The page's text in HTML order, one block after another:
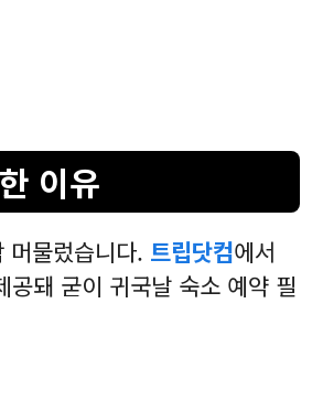
이유
머물렀습니다. 트립닷컴에서
돼 굳이 귀국날 숙소 예약 필